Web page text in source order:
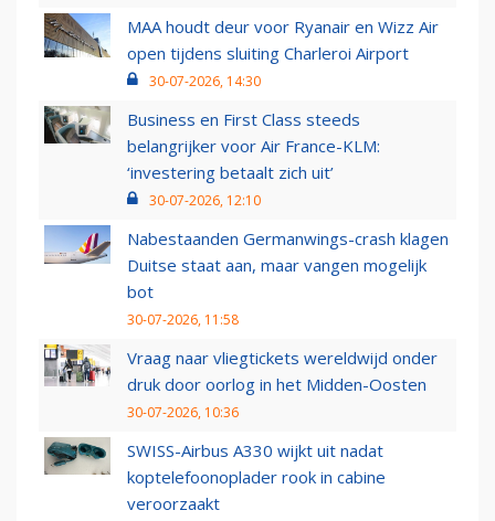
MAA houdt deur voor Ryanair en Wizz Air
open tijdens sluiting Charleroi Airport
30-07-2026, 14:30
Business en First Class steeds
belangrijker voor Air France-KLM:
‘investering betaalt zich uit’
30-07-2026, 12:10
Nabestaanden Germanwings-crash klagen
Duitse staat aan, maar vangen mogelijk
bot
30-07-2026, 11:58
Vraag naar vliegtickets wereldwijd onder
druk door oorlog in het Midden-Oosten
30-07-2026, 10:36
SWISS-Airbus A330 wijkt uit nadat
koptelefoonoplader rook in cabine
veroorzaakt